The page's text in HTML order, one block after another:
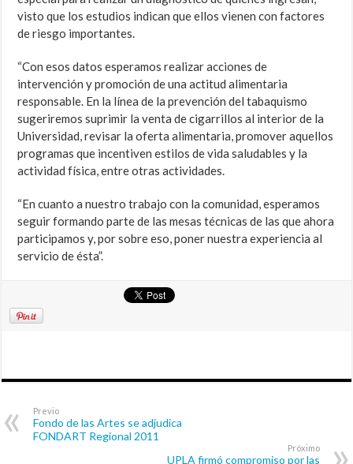
visto que los estudios indican que ellos vienen con factores
de riesgo importantes.
“Con esos datos esperamos realizar acciones de
intervención y promoción de una actitud alimentaria
responsable. En la línea de la prevención del tabaquismo
sugeriremos suprimir la venta de cigarrillos al interior de la
Universidad, revisar la oferta alimentaria, promover aquellos
programas que incentiven estilos de vida saludables y la
actividad física, entre otras actividades.
“En cuanto a nuestro trabajo con la comunidad, esperamos
seguir formando parte de las mesas técnicas de las que ahora
participamos y, por sobre eso, poner nuestra experiencia al
servicio de ésta”.
Previo
Fondo de las Artes se adjudica
FONDART Regional 2011
Próximo
UPLA firmó compromiso por las